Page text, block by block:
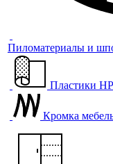
Пиломатериалы и
Пластики
Кромка